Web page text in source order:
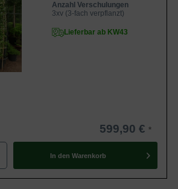
Anzahl Verschulungen
3xv (3-fach verpflanzt)
Lieferbar ab KW43
599,90 €
In den Warenkorb